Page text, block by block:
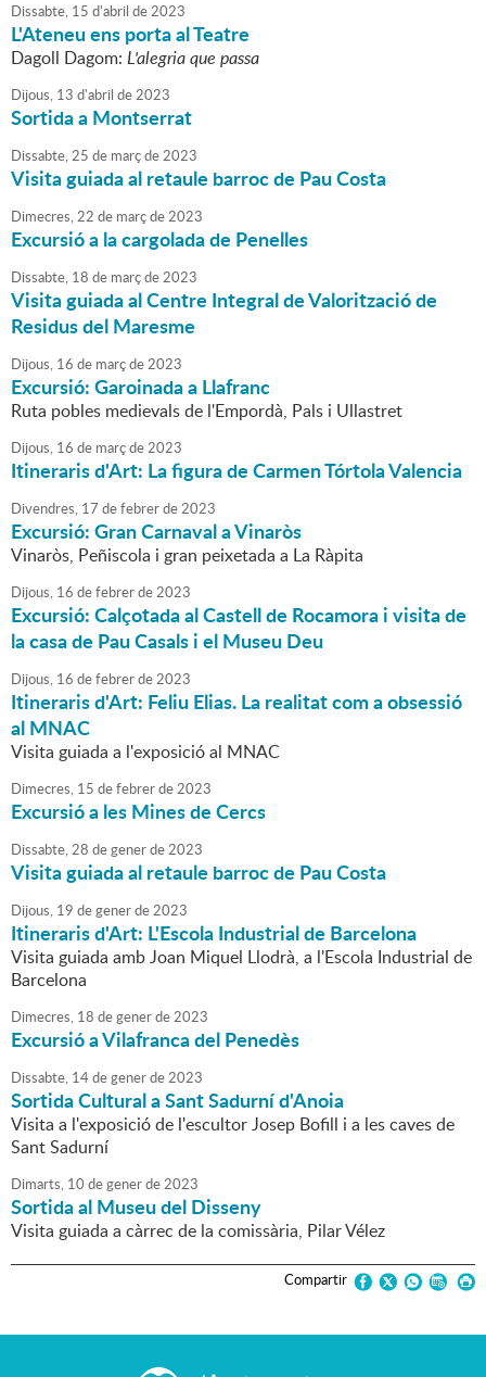
Dissabte, 15 d'abril de2023
L'Ateneu ens porta al Teatre
Dagoll Dagom: L'alegria que passa
Dijous, 13 d'abril de2023
Sortida a Montserrat
Dissabte,25 de marçde2023
Visita guiada al retaule barroc de Pau Costa
Dimecres,22 de marçde2023
Excursió a la cargolada de Penelles
Dissabte, 18 de marçde2023
Visita guiada al Centre Integral de Valorització de
Residus del Maresme
Dijous, 16 de marçde2023
Excursió: Garoinada a Llafranc
Ruta pobles medievals de l'Empordà, Pals i Ullastret
Dijous, 16 de marçde2023
Itineraris d'Art: La figura de Carmen Tórtola Valencia
Divendres, 17 defebrerde2023
Excursió: Gran Carnaval a Vinaròs
Vinaròs, Peñiscola i gran peixetada a La Ràpita
Dijous, 16 defebrerde2023
Excursió: Calçotada al Castell de Rocamora i visita de
la casa de Pau Casals i el Museu Deu
Dijous, 16 defebrerde2023
Itineraris d'Art: Feliu Elias. La realitat com a obsessió
al MNAC
Visita guiada a l'exposició al MNAC
Dimecres, 15 defebrerde2023
Excursió a les Mines de Cercs
Dissabte,28 degenerde2023
Visita guiada al retaule barroc de Pau Costa
Dijous, 19 degenerde2023
Itineraris d'Art: L'Escola Industrial de Barcelona
Visita guiada amb Joan Miquel Llodrà, a l'Escola Industrial de
Barcelona
Dimecres, 18 degenerde2023
Excursió a Vilafranca del Penedès
Dissabte, 14degenerde2023
Sortida Cultural a Sant Sadurní d'Anoia
Visita a l'exposició de l'escultor Josep Bofill i a les caves de
Sant Sadurní
Dimarts, 10 degenerde2023
Sortida al Museu del Disseny
Visita guiada a càrrec de la comissària, Pilar Vélez
Compartir